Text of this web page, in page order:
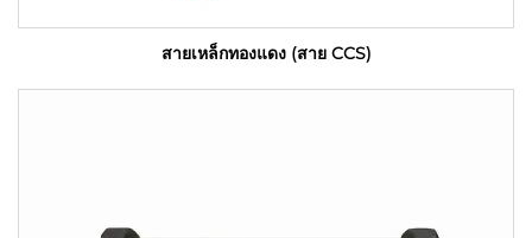
สายเหล็กทองแดง (สาย CCS)